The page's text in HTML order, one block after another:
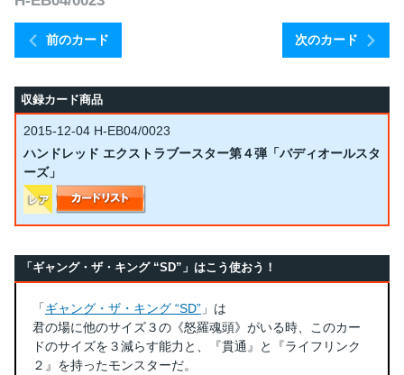
前のカード 次のカード
収録カード商品
2015-12-04 H-EB04/0023
ハンドレッド エクストラブースター第４弾「バディオールスタ
ーズ」
「ギャング・ザ・キング “SD”」はこう使おう！
「ギャング・ザ・キング “SD” 」は
君の場に他のサイズ３の《怒羅魂頭》がいる時、このカー
ドのサイズを３減らす能力と、『貫通』と『ライフリンク
２』を持ったモンスターだ。